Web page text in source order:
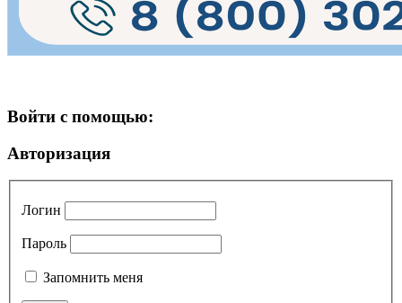
Войти с помощью:
Авторизация
Логин
Пароль
Запомнить меня